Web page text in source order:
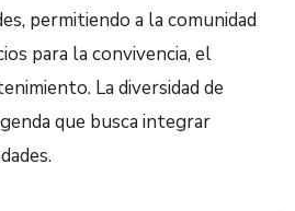
permitiendo a la comunidad
para la convivencia, el
La diversidad de
que busca integrar